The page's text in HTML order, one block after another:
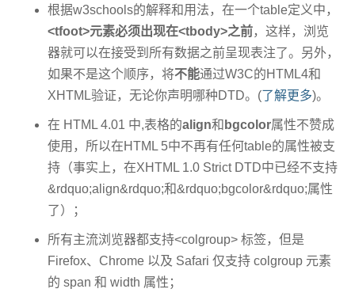
根据w3schools的解释和用法，在一个table定义中，
<tfoot>元素必须出现在<tbody>之前，这样，浏览
器就可以在接受到所有数据之前呈现表注了。另外，
如果不是这个顺序，将不能通过W3C的HTML4和
XHTML验证，无论你声明哪种DTD。(了解更多)。
在 HTML 4.01 中,表格的align和 bgcolor属性不赞成
使用，所以在HTML 5中不再有任何table的属性被支
持（事实上，在XHTML 1.0 Strict DTD中已经不支持
&rdquo;align&rdquo;和&rdquo;bgcolor&rdquo;属性
了）；
所有主流浏览器都支持<colgroup> 标签，但是
Firefox、Chrome 以及 Safari 仅支持 colgroup 元素
的 span 和 width 属性；